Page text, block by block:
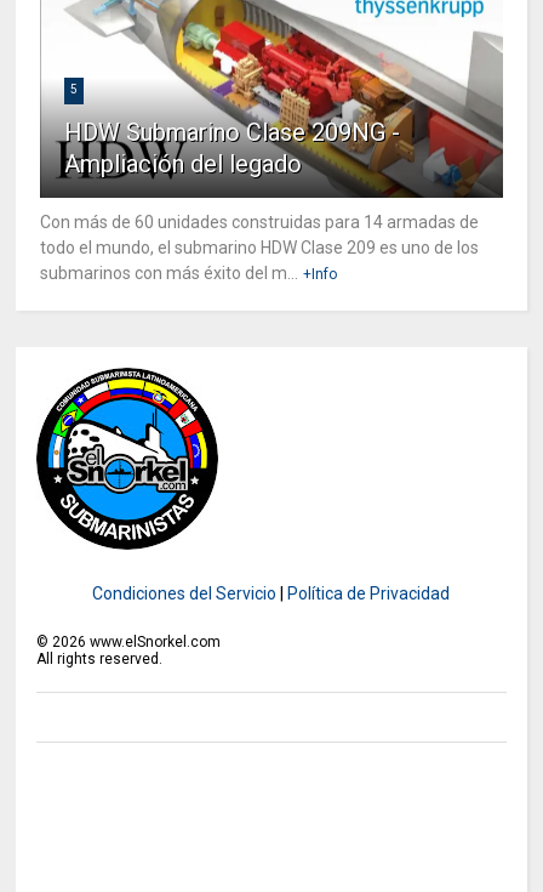
5
HDW Submarino Clase 209NG -
Ampliación del legado
Con más de 60 unidades construidas para 14 armadas de
todo el mundo, el submarino HDW Clase 209 es uno de los
submarinos con más éxito del m... +Info
Condiciones del Servicio Política de Privacidad
©2026 www.elSnorkel.com
All rights reserved.